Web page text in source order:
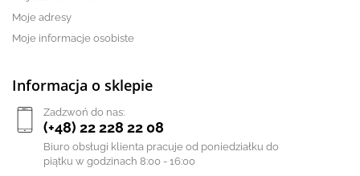
Moje adresy
Moje informacje osobiste
Informacja o sklepie
Zadzwoń do nas:
(+48) 22 228 22 08
Biuro obsługi klienta pracuje od poniedziałku do
piątku w godzinach 8:00 - 16:00